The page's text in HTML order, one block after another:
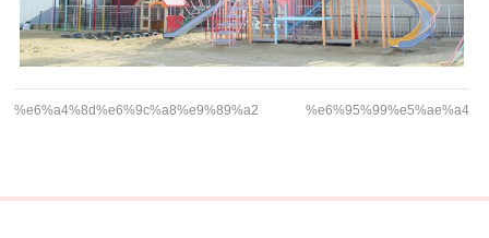
%e6%a4%8d%e6%9c%a8%e9%89%a2 %e6%95%99%e5%ae%a4